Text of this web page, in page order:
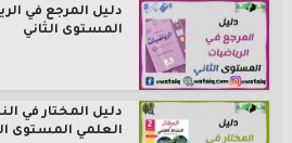
دليل المرجع في
المستوى الثاني
دليل المختار في
العلمي المستوى